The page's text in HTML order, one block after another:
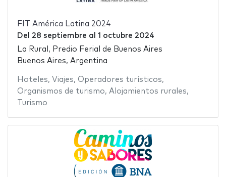
FIT América Latina 2024
Del 28 septiembre al 1 octubre 2024
La Rural, Predio Ferial de Buenos Aires
Buenos Aires, Argentina
Hoteles, Viajes, Operadores turísticos,
Organismos de turismo, Alojamientos rurales,
Turismo